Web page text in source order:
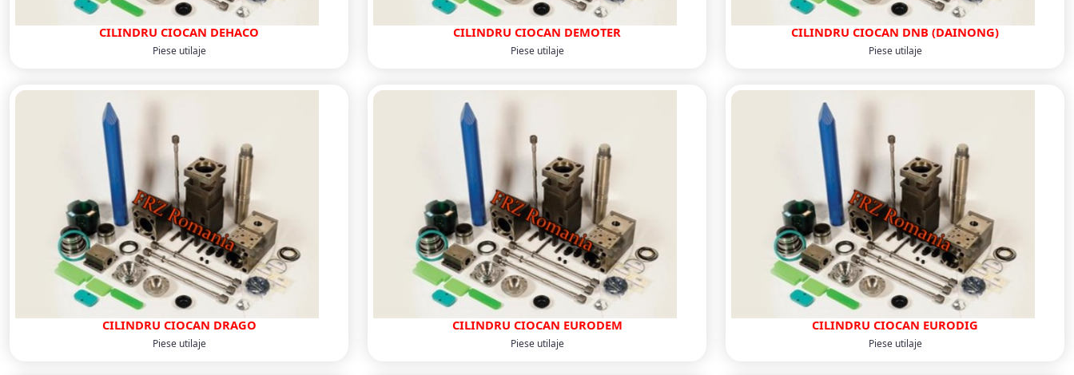
CILINDRU CIOCAN DEHACO
Piese utilaje
CILINDRU CIOCAN DEMOTER
Piese utilaje
CILINDRU CIOCAN DNB (DAINONG)
Piese utilaje
CILINDRU CIOCAN DRAGO
Piese utilaje
CILINDRU CIOCAN EURODEM
Piese utilaje
CILINDRU CIOCAN EURODIG
Piese utilaje